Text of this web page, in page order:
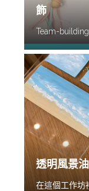
飾
Team-building
透明風景
在這個工作坊